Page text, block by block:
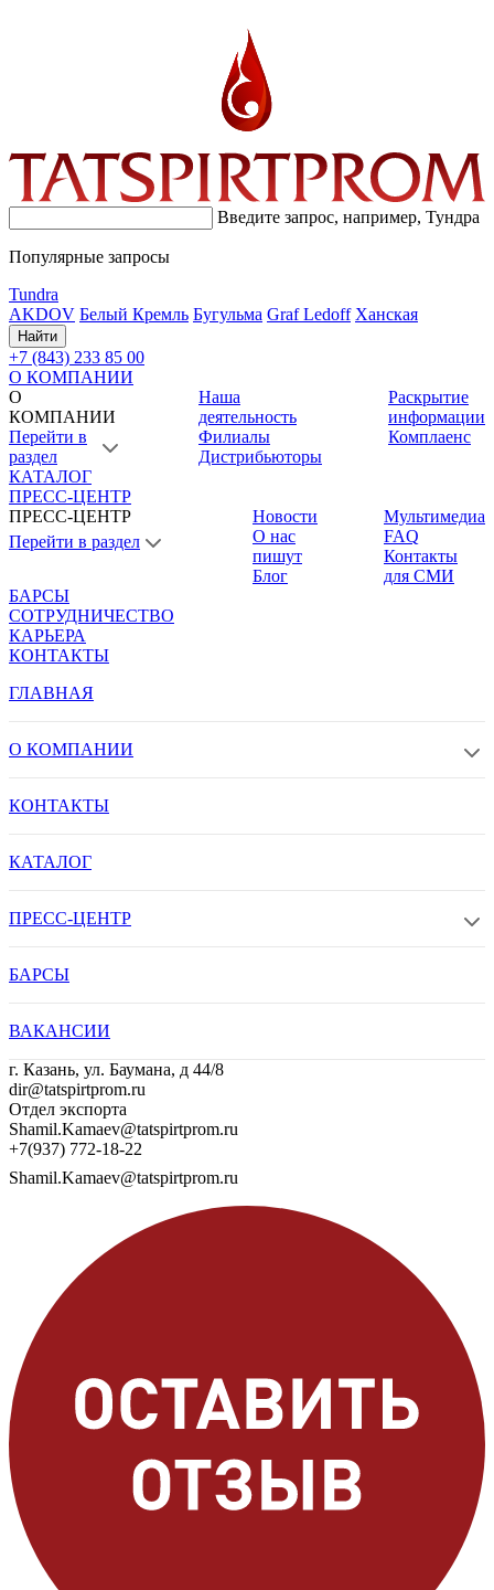
Введите запрос, например, Тундра
Популярные запросы
Tundra
AKDOV Белый Кремль Бугульма Graf Ledoff Ханская
Найти
+7 (843) 233 85 00
О КОМПАНИИ
О
КОМПАНИИ
Перейти в
раздел
Наша
деятельность
Филиалы
Дистрибьюторы
Раскрытие
информации
Комплаенс
КАТАЛОГ
ПРЕСС-ЦЕНТР
ПРЕСС-ЦЕНТР
Перейти в раздел
Новости
О нас
пишут
Блог
Мультимедиа
FAQ
Контакты
для СМИ
БАРСЫ
СОТРУДНИЧЕСТВО
КАРЬЕРА
КОНТАКТЫ
ГЛАВНАЯ
О КОМПАНИИ
КОНТАКТЫ
КАТАЛОГ
ПРЕСС-ЦЕНТР
БАРСЫ
ВАКАНСИИ
г. Казань, ул. Баумана, д 44/8
dir@tatspirtprom.ru
Отдел экспорта
Shamil.Kamaev@tatspirtprom.ru
+7(937) 772-18-22
Shamil.Kamaev@tatspirtprom.ru